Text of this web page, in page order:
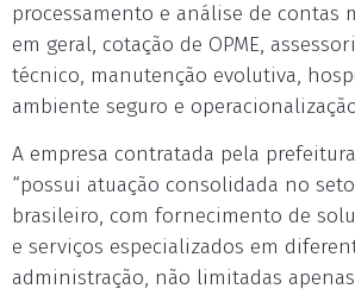
processamento e análise de contas
em geral, cotação de OPME,
técnico, manutenção evolutiva,
ambiente seguro e
A empresa contratada pela
“possui atuação consolidada no
brasileiro, com fornecimento de
e serviços especializados em
administração, não limitadas